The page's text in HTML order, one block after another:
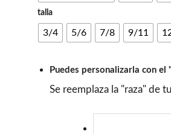
talla
3/4 5/6 7/8 9/11
Puedes personalizarla con
Se reemplaza la "raza" de